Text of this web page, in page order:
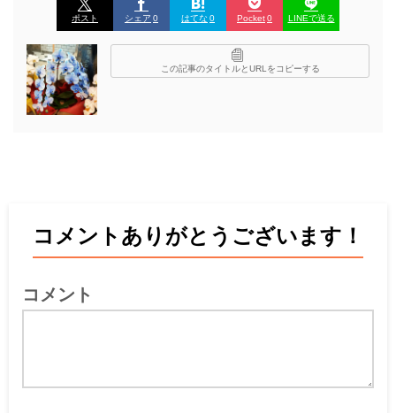
ポスト シェア 0 はてな 0 Pocket0 LINEで送る
この記事のタイトルとURLをコピーする
コメントありがとうございます！
コメント